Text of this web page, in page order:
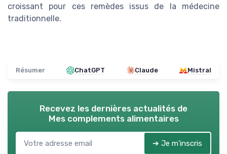
croissant pour ces remèdes issus de la médecine
traditionnelle.
Résumer ChatGPT Claude Mistral
Recevez les dernières actualités de
Mes complements alimentaires
➔ Je m'inscris